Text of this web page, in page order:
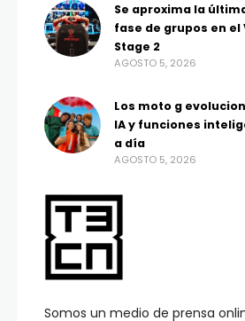
Somos un medio de prensa
Se aproxima la
fase de grupos en el
Stage 2
AGOSTO 5, 2026
Los moto g
IA y funciones
a día
AGOSTO 5, 2026